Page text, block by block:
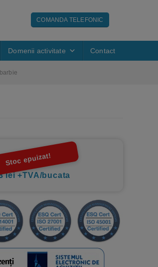
COMANDA TELEFONIC
Domenii activitate Contact
Stoc epuizat!
lei +TVA/bucata